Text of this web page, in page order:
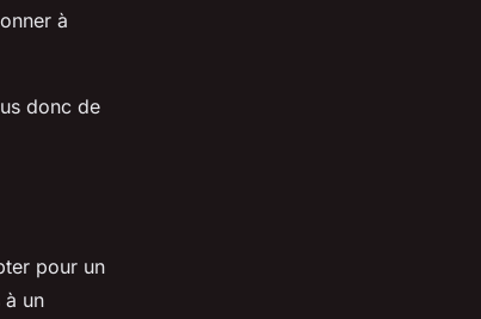
à
donc de
pour un
à un